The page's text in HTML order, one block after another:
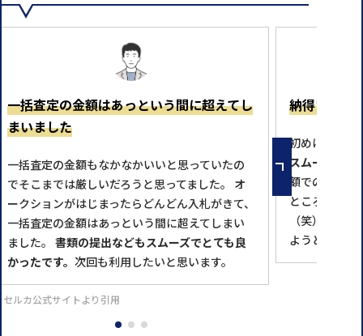
一括査定の金額はあっという間に超えてし
まいました
一括査定の金額もなかなかいいと思っていたの
でそこまでは厳しいだろうと思ってました。 オ
ークションがはじまったらどんどん入札がきて、
一括査定の金額はあっという間に超えてしまい
ました。 書類の提出などもスムーズでとても良
かったです。 次回も利用したいと思います。
納得いく金
初めはめんど
スムーズに対
額での落札と
ところで売っ
（笑） 次に
ようと思いま
ルカ公式サイトより引用